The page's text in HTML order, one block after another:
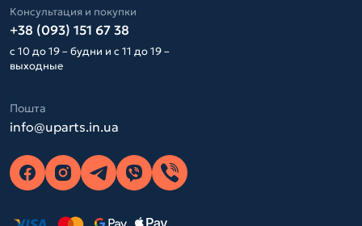
Консультация и покупки
+38 (093) 151 67 38
с 10 до 19 – будни и с 11 до 19 –
выходные
Пошта
info@uparts.in.ua